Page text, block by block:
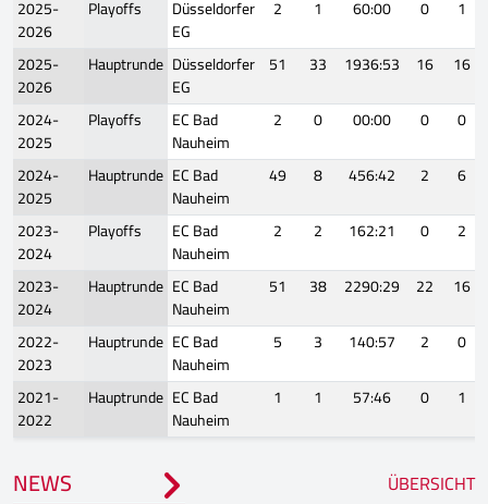
2025-
2026
Playoffs
Düsseldorfer
EG
2 1 60:00 0
1
2025-
2026
Hauptrunde Düsseldorfer
EG
51 33 1936:53 16
16
2024-
2025
Playoffs
EC Bad
Nauheim
2 0 00:00 0
0
2024-
2025
Hauptrunde EC Bad
Nauheim
49 8 456:42 2
6
2023-
2024
Playoffs
EC Bad
Nauheim
2 2 162:21 0
2
2023-
2024
Hauptrunde EC Bad
Nauheim
51 38 2290:29 22
16
2022-
2023
Hauptrunde EC Bad
Nauheim
5 3 140:57 2
0
2021-
2022
Hauptrunde EC Bad
Nauheim
1 1 57:46 0 1
NEWS ÜBERSICHT